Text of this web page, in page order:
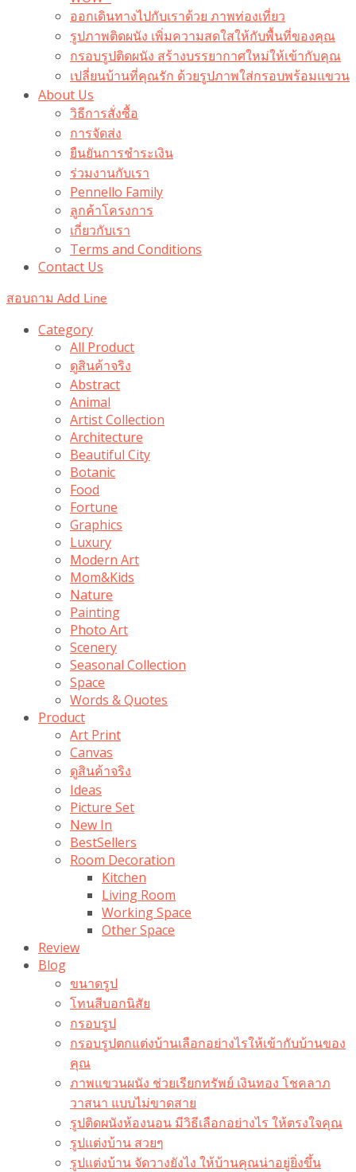
ออกเดินทางไปกับเราด้วย ภาพท่องเที่ยว
รูปภาพติดผนัง เพิ่มความสดใสให้กับพื้นที่ของคุณ
กรอบรูปติดผนัง สร้างบรรยากาศใหม่ให้เข้ากับคุณ
เปลี่ยนบ้านที่คุณรัก ด้วยรูปภาพใส่กรอบพร้อมแขวน​
About Us
วิธีการสั่งซื้อ
การจัดส่ง
ยืนยันการชำระเงิน
ร่วมงานกับเรา
Pennello Family
ลูกค้าโครงการ
เกี่ยวกับเรา
Terms and Conditions
Contact Us
สอบถาม Add Line
Category
All Product
ดูสินค้าจริง
Abstract
Animal
Artist Collection
Architecture
Beautiful City
Botanic
Food
Fortune
Graphics
Luxury
Modern Art
Mom&Kids
Nature
Painting
Photo Art
Scenery
Seasonal Collection
Space
Words & Quotes
Product
Art Print
Canvas
ดูสินค้าจริง
Ideas
Picture Set
New In
BestSellers
Room Decoration
Kitchen
Living Room
Working Space
Other Space
Review
Blog
ขนาดรูป
โทนสีบอกนิสัย
กรอบรูป
กรอบรูปตกแต่งบ้านเลือกอย่างไรให้เข้ากับบ้านของ
คุณ
ภาพแขวนผนัง ช่วยเรียกทรัพย์ เงินทอง โชคลาภ
วาสนา แบบไม่ขาดสาย
รูปติดผนังห้องนอน มีวิธีเลือกอย่างไร ให้ตรงใจคุณ
รูปแต่งบ้าน สวยๆ
รูปแต่งบ้าน จัดวางยังไง ให้บ้านคุณน่าอยู่ยิ่งขึ้น